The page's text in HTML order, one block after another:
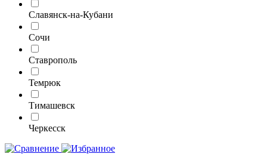
Славянск-на-Кубани
Сочи
Ставрополь
Темрюк
Тимашевск
Черкесск